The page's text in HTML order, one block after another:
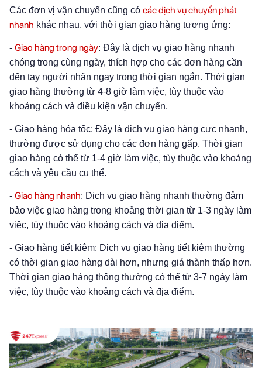
Các đơn vị vận chuyển cũng có các dịch vụ chuyển phát
nhanh khác nhau, với thời gian giao hàng tương ứng:
- Giao hàng trong ngày: Đây là dịch vụ giao hàng nhanh
chóng trong cùng ngày, thích hợp cho các đơn hàng cần
đến tay người nhận ngay trong thời gian ngắn. Thời gian
giao hàng thường từ 4-8 giờ làm việc, tùy thuộc vào
khoảng cách và điều kiện vận chuyển.
- Giao hàng hỏa tốc: Đây là dịch vụ giao hàng cực nhanh,
thường được sử dụng cho các đơn hàng gấp. Thời gian
giao hàng có thể từ 1-4 giờ làm việc, tùy thuộc vào khoảng
cách và yêu cầu cụ thể.
- Giao hàng nhanh: Dịch vụ giao hàng nhanh thường đảm
bảo việc giao hàng trong khoảng thời gian từ 1-3 ngày làm
việc, tùy thuộc vào khoảng cách và địa điểm.
- Giao hàng tiết kiệm: Dịch vụ giao hàng tiết kiệm thường
có thời gian giao hàng dài hơn, nhưng giá thành thấp hơn.
Thời gian giao hàng thông thường có thể từ 3-7 ngày làm
việc, tùy thuộc vào khoảng cách và địa điểm.